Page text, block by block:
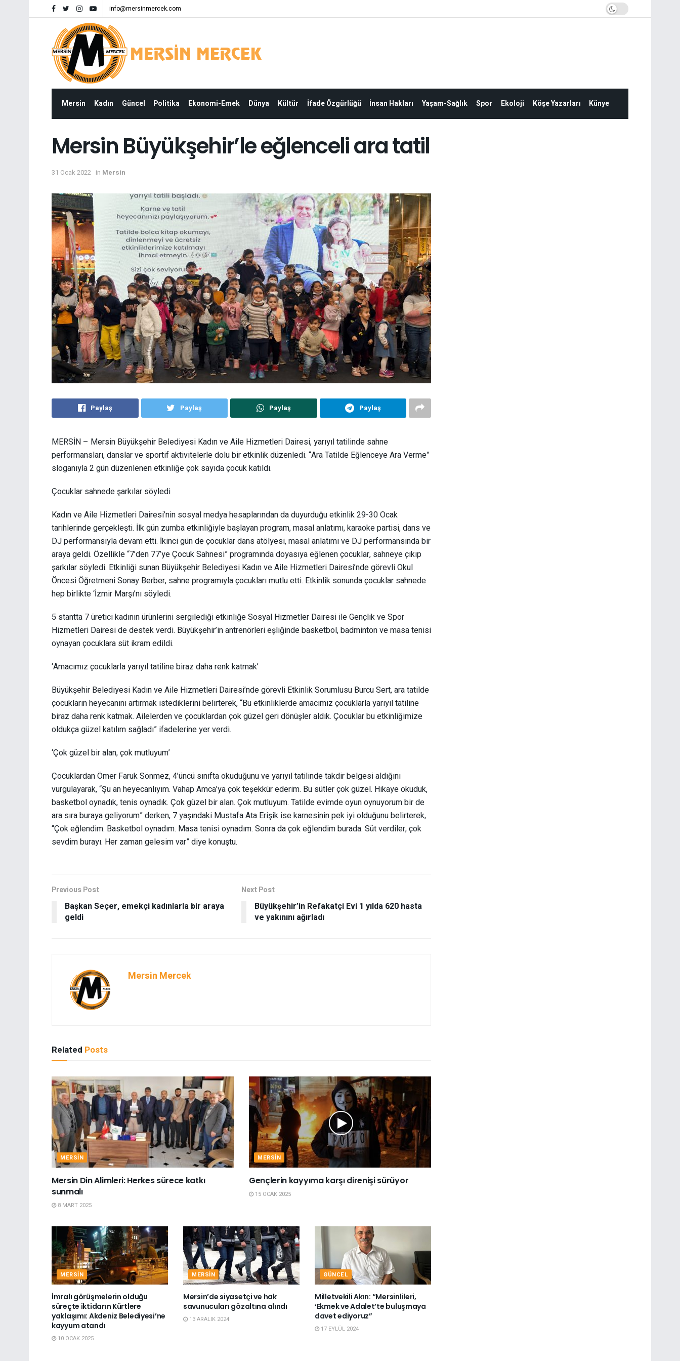
info@mersinmercek.com
Mersin Kadın Güncel Politika Ekonomi-Emek Dünya Kültür İfade Özgürlüğü İnsan Hakları Yaşam-Sağlık Spor Ekoloji Köşe Yazarları Künye
Mersin Büyükşehir’le eğlenceli ara tatil
31 Ocak 2022 in Mersin
Paylaş Paylaş Paylaş Paylaş
MERSİN – Mersin Büyükşehir Belediyesi Kadın ve Aile Hizmetleri Dairesi, yarıyıl tatilinde sahne
performansları, danslar ve sportif aktivitelerle dolu bir etkinlik düzenledi. “Ara Tatilde Eğlenceye Ara Verme”
sloganıyla 2 gün düzenlenen etkinliğe çok sayıda çocuk katıldı.
Çocuklar sahnede şarkılar söyledi
Kadın ve Aile Hizmetleri Dairesi’nin sosyal medya hesaplarından da duyurduğu etkinlik 29-30 Ocak
tarihlerinde gerçekleşti. İlk gün zumba etkinliğiyle başlayan program, masal anlatımı, karaoke partisi, dans ve
DJ performansıyla devam etti. İkinci gün de çocuklar dans atölyesi, masal anlatımı ve DJ performansında bir
araya geldi. Özellikle “7’den 77’ye Çocuk Sahnesi” programında doyasıya eğlenen çocuklar, sahneye çıkıp
şarkılar söyledi. Etkinliği sunan Büyükşehir Belediyesi Kadın ve Aile Hizmetleri Dairesi’nde görevli Okul
Öncesi Öğretmeni Sonay Berber, sahne programıyla çocukları mutlu etti. Etkinlik sonunda çocuklar sahnede
hep birlikte ‘İzmir Marşı’nı söyledi.
5 stantta 7 üretici kadının ürünlerini sergilediği etkinliğe Sosyal Hizmetler Dairesi ile Gençlik ve Spor
Hizmetleri Dairesi de destek verdi. Büyükşehir’in antrenörleri eşliğinde basketbol, badminton ve masa tenisi
oynayan çocuklara süt ikram edildi.
‘Amacımız çocuklarla yarıyıl tatiline biraz daha renk katmak’
Büyükşehir Belediyesi Kadın ve Aile Hizmetleri Dairesi’nde görevli Etkinlik Sorumlusu Burcu Sert, ara tatilde
çocukların heyecanını artırmak istediklerini belirterek, “Bu etkinliklerde amacımız çocuklarla yarıyıl tatiline
biraz daha renk katmak. Ailelerden ve çocuklardan çok güzel geri dönüşler aldık. Çocuklar bu etkinliğimize
oldukça güzel katılım sağladı” ifadelerine yer verdi.
‘Çok güzel bir alan, çok mutluyum’
Çocuklardan Ömer Faruk Sönmez, 4’üncü sınıfta okuduğunu ve yarıyıl tatilinde takdir belgesi aldığını
vurgulayarak, “Şu an heyecanlıyım. Vahap Amca’ya çok teşekkür ederim. Bu sütler çok güzel. Hikaye okuduk,
basketbol oynadık, tenis oynadık. Çok güzel bir alan. Çok mutluyum. Tatilde evimde oyun oynuyorum bir de
ara sıra buraya geliyorum” derken, 7 yaşındaki Mustafa Ata Erişik ise karnesinin pek iyi olduğunu belirterek,
“Çok eğlendim. Basketbol oynadım. Masa tenisi oynadım. Sonra da çok eğlendim burada. Süt verdiler, çok
sevdim burayı. Her zaman gelesim var” diye konuştu.
Previous Post
Başkan Seçer, emekçi kadınlarla bir araya
geldi
Next Post
Büyükşehir’in Refakatçi Evi 1 yılda 620 hasta
ve yakınını ağırladı
Mersin Mercek
Related Posts
MERSIN
Mersin Din Alimleri: Herkes sürece katkı
sunmalı
8 MART 2025
MERSIN
Gençlerin kayyıma karşı direnişi sürüyor
15 OCAK 2025
MERSIN
İmralı görüşmelerin olduğu
süreçte iktidarın Kürtlere
yaklaşımı: Akdeniz Belediyesi’ne
kayyum atandı
10 OCAK 2025
MERSIN
Mersin’de siyasetçi ve hak
savunucuları gözaltına alındı
13 ARALIK 2024
GÜNCEL
Milletvekili Akın: “Mersinlileri,
‘Ekmek ve Adalet’te buluşmaya
davet ediyoruz”
17 EYLÜL 2024